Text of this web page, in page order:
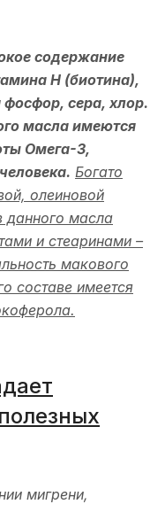
содержание
Н (биотина),
фосфор, сера, хлор.
масла имеются
Омега-3,
Богато
олеиновой
данного масла
и стеаринами –
макового
составе имеется
мигрени,